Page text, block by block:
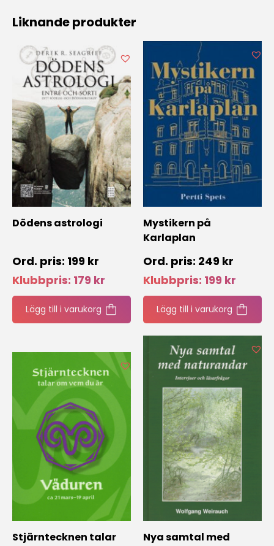
Liknande produkter
Dödens astrologi
199 kr
Klubbpris: 179 kr
Lägg till i varukorg
Mystikern på
Karlaplan
249 kr
Klubbpris: 199 kr
Lägg till i varukorg
Stjärntecknen talar
Nya samtal med